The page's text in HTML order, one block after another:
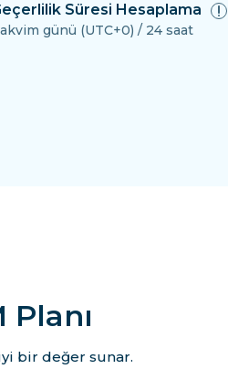
Süresi Hesaplama
günü (UTC+0) / 24 saat
bir değer sunar.